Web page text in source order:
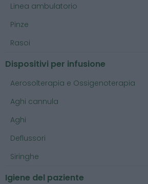
Linea ambulatorio
Pinze
Rasoi
Dispositivi per infusione
Aerosolterapia e Ossigenoterapia
Aghi cannula
Aghi
Deflussori
Siringhe
Igiene del paziente